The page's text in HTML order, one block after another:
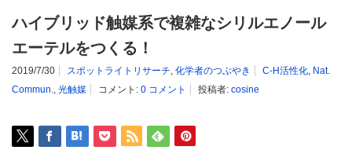
ハイブリッド触媒系で複雑なシリルエノール
エーテルをつくる！
2019/7/30 スポットライトリサーチ, 化学者のつぶやき C-H活性化, Nat.
Commun., 光触媒 コメント: 0 コメント 投稿者: cosine